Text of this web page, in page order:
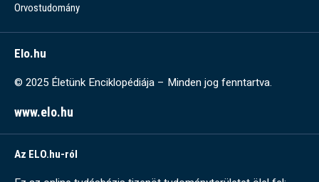
Orvostudomány
Elo.hu
© 2025 Életünk Enciklopédiája – Minden jog fenntartva.
www.elo.hu
Az ELO.hu-ról